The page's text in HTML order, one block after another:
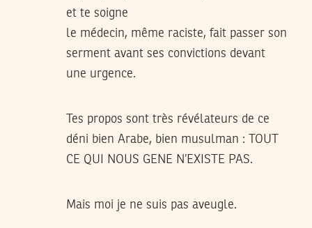
et te soigne
le médecin, même raciste, fait passer son
serment avant ses convictions devant
une urgence.
Tes propos sont très révélateurs de ce
déni bien Arabe, bien musulman : TOUT
CE QUI NOUS GENE N’EXISTE PAS.
Mais moi je ne suis pas aveugle.